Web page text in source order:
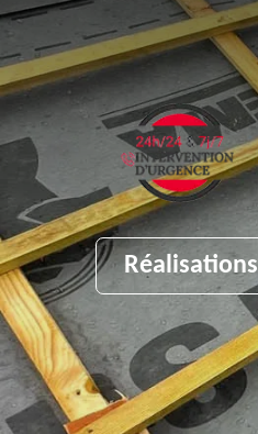
Réalisations